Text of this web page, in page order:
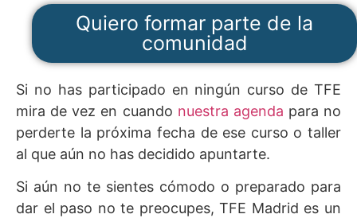
Quiero formar parte de la
comunidad
Si no has participado en ningún curso de TFE
mira de vez en cuando nuestra agenda para no
perderte la próxima fecha de ese curso o taller
al que aún no has decidido apuntarte.
Si aún no te sientes cómodo o preparado para
dar el paso no te preocupes, TFE Madrid es un